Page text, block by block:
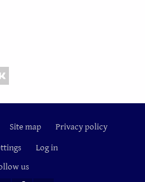
Footer
Site map Privacy policy
Log in
us